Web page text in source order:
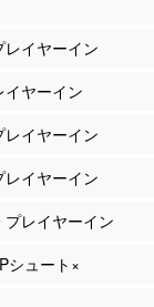
イヤーイン
ヤーイン
イヤーイン
イヤーイン
レイヤーイン
シュート×